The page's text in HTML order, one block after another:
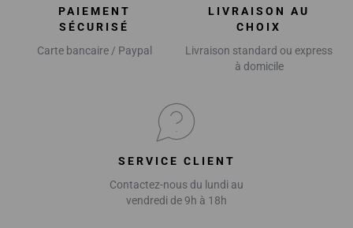
PAIEMENT
SÉCURISÉ
Carte bancaire / Paypal
LIVRAISON AU
CHOIX
Livraison standard ou express
à domicile
SERVICE CLIENT
Contactez-nous du lundi au
vendredi de 9h à 18h